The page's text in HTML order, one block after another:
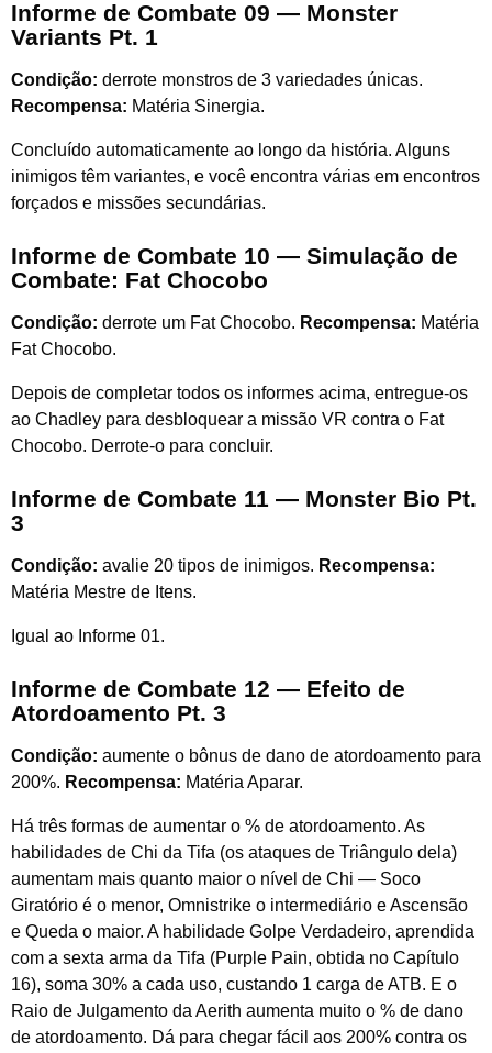
Informe de Combate 09 — Monster
Variants Pt. 1
Condição: derrote monstros de 3 variedades únicas.
Recompensa: Matéria Sinergia.
Concluído automaticamente ao longo da história. Alguns
inimigos têm variantes, e você encontra várias em encontros
forçados e missões secundárias.
Informe de Combate 10 — Simulação de
Combate: Fat Chocobo
Condição: derrote um Fat Chocobo. Recompensa: Matéria
Fat Chocobo.
Depois de completar todos os informes acima, entregue-os
ao Chadley para desbloquear a missão VR contra o Fat
Chocobo. Derrote-o para concluir.
Informe de Combate 11 — Monster Bio Pt.
3
Condição: avalie 20 tipos de inimigos. Recompensa:
Matéria Mestre de Itens.
Igual ao Informe 01.
Informe de Combate 12 — Efeito de
Atordoamento Pt. 3
Condição: aumente o bônus de dano de atordoamento para
200%. Recompensa: Matéria Aparar.
Há três formas de aumentar o % de atordoamento. As
habilidades de Chi da Tifa (os ataques de Triângulo dela)
aumentam mais quanto maior o nível de Chi — Soco
Giratório é o menor, Omnistrike o intermediário e Ascensão
e Queda o maior. A habilidade Golpe Verdadeiro, aprendida
com a sexta arma da Tifa (Purple Pain, obtida no Capítulo
16), soma 30% a cada uso, custando 1 carga de ATB. E o
Raio de Julgamento da Aerith aumenta muito o % de dano
de atordoamento. Dá para chegar fácil aos 200% contra os